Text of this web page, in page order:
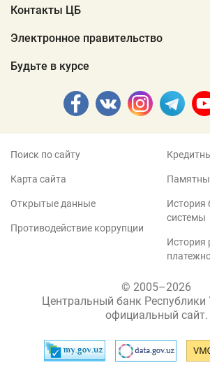
Контакты ЦБ
Электронное правительство
Будьте в курсе
Поиск по сайту
Карта сайта
Открытые данные
Противодействие коррупции
История
системы
История
© 2005–2026
Центральный банк Республики
официальный сайт.